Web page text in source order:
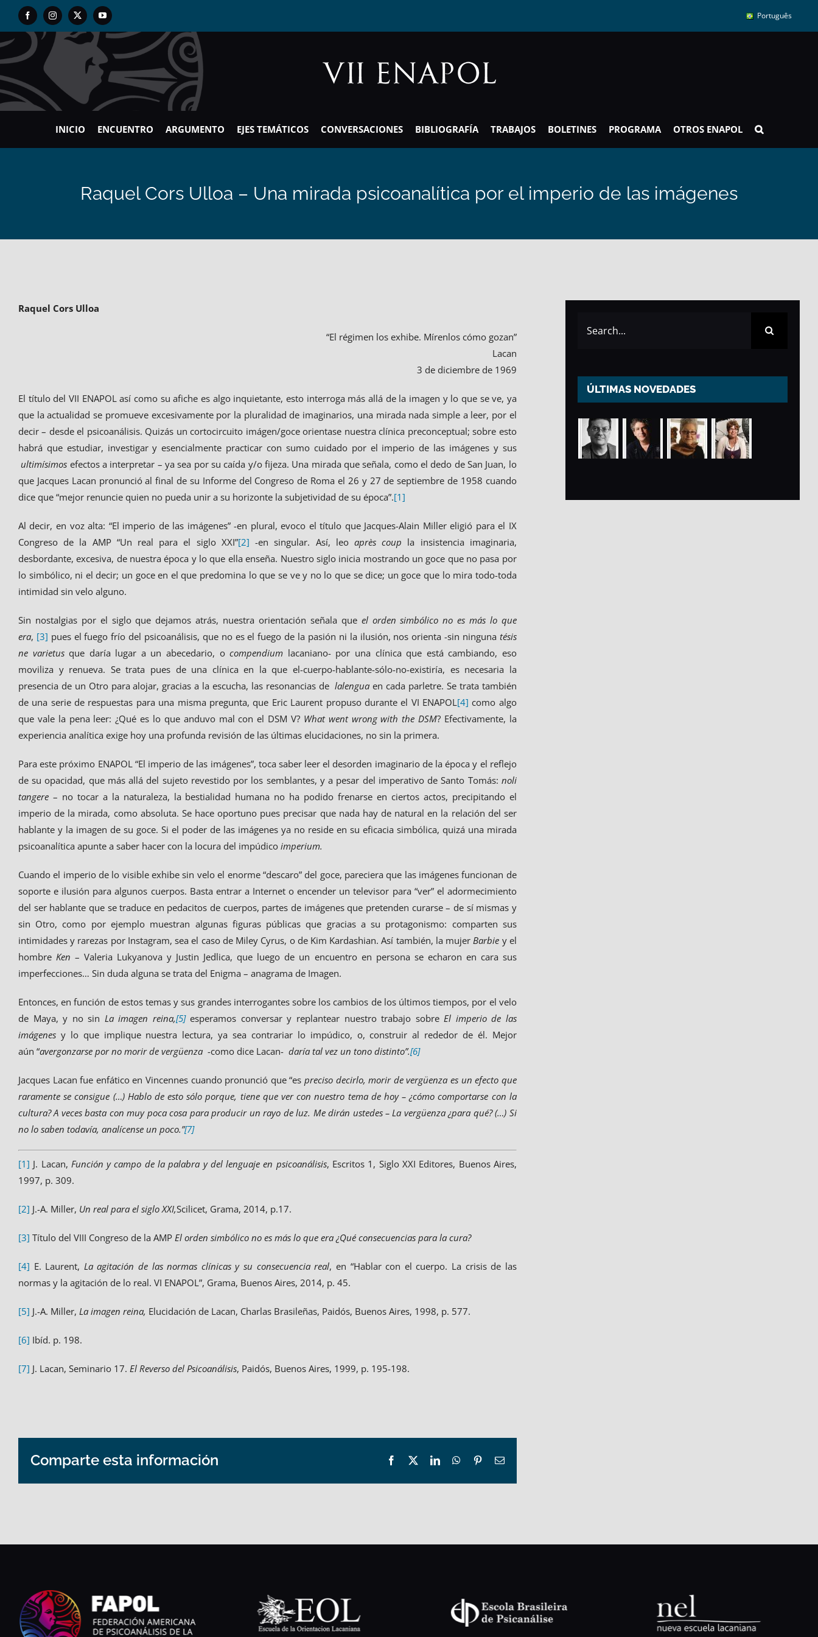
content
FacebookInstagram
X YouTube Português
INICIO ENCUENTRO ARGUMENTO EJES TEMÁTICOS CONVERSACIONES BIBLIOGRAFÍA TRABAJOS BOLETINES PROGRAMA OTROS ENAPOL
Raquel Cors Ulloa – Una mirada psicoanalítica por el imperio de las imágenes
Raquel Cors Ulloa
“El régimen los exhibe. Mírenlos cómo gozan”
Lacan
3 de diciembre de 1969
El título del VII ENAPOL así como su afiche es algo inquietante, esto interroga más allá de la imagen y lo que se ve, ya
que la actualidad se promueve excesivamente por la pluralidad de imaginarios, una mirada nada simple a leer, por el
decir – desde el psicoanálisis. Quizás un cortocircuito imágen/goce orientase nuestra clínica preconceptual; sobre esto
habrá que estudiar, investigar y esencialmente practicar con sumo cuidado por el imperio de las imágenes y sus
ultimísimos efectos a interpretar – ya sea por su caída y/o fijeza. Una mirada que señala, como el dedo de San Juan, lo
que Jacques Lacan pronunció al final de su Informe del Congreso de Roma el 26 y 27 de septiembre de 1958 cuando
dice que “mejor renuncie quien no pueda unir a su horizonte la subjetividad de su época”.[1]
Al decir, en voz alta: “El imperio de las imágenes” -en plural, evoco el título que Jacques-Alain Miller eligió para el IX
Congreso de la AMP “Un real para el siglo XXI”[2] -en singular. Así, leo après coup la insistencia imaginaria,
desbordante, excesiva, de nuestra época y lo que ella enseña. Nuestro siglo inicia mostrando un goce que no pasa por
lo simbólico, ni el decir; un goce en el que predomina lo que se ve y no lo que se dice; un goce que lo mira todo-toda
intimidad sin velo alguno.
Sin nostalgias por el siglo que dejamos atrás, nuestra orientación señala que el orden simbólico no es más lo que
era, [3] pues el fuego frío del psicoanálisis, que no es el fuego de la pasión ni la ilusión, nos orienta -sin ninguna tésis
ne varietusque daría lugar a un abecedario, ocompendium lacaniano- por una clínica que está cambiando, eso
moviliza y renueva. Se trata pues de una clínica en la que el-cuerpo-hablante-sólo-no-existiría, es necesaria la
presencia de un Otro para alojar, gracias a la escucha, las resonancias delalenguaen cada parletre. Se trata también
de una serie de respuestas para una misma pregunta, que Eric Laurent propuso durante el VI ENAPOL[4] como algo
que vale la pena leer: ¿Qué es lo que anduvo mal con el DSM V? What went wrong with the DSM? Efectivamente, la
experiencia analítica exige hoy una profunda revisión de las últimas elucidaciones, no sin la primera.
Para este próximo ENAPOL “El imperio de las imágenes”, toca saber leer el desorden imaginario de la época y el reflejo
de su opacidad, que más allá del sujeto revestido por los semblantes, y a pesar del imperativo de Santo Tomás: noli
tangere– no tocar a la naturaleza, la bestialidad humana no ha podido frenarse en ciertos actos, precipitando el
imperio de la mirada, como absoluta. Se hace oportuno pues precisar que nada hay de natural en la relación del ser
hablante y la imagen de su goce. Si el poder de las imágenes ya no reside en su eficacia simbólica, quizá una mirada
psicoanalítica apunte a saber hacer con la locura del impúdico imperium.
Cuando el imperio de lo visible exhibe sin velo el enorme “descaro” del goce, pareciera que las imágenes funcionan de
soporte e ilusión para algunos cuerpos. Basta entrar a Internet o encender un televisor para “ver” el adormecimiento
del ser hablante que se traduce en pedacitos de cuerpos, partes de imágenes que pretenden curarse – de sí mismas y
sin Otro, como por ejemplo muestran algunas figuras públicas que gracias a su protagonismo: comparten sus
intimidades y rarezas por Instagram, sea el caso de Miley Cyrus, o de Kim Kardashian. Así también, la mujerBarbie y el
hombreKen – Valeria Lukyanova y Justin Jedlica, que luego de un encuentro en persona se echaron en cara sus
imperfecciones… Sin duda alguna se trata del Enigma – anagrama de Imagen.
Entonces, en función de estos temas y sus grandes interrogantes sobre los cambios de los últimos tiempos, por el velo
de Maya, y no sin La imagen reina,[5] esperamos conversar y replantear nuestro trabajo sobreEl imperio de las
imágenes y lo que implique nuestra lectura, ya sea contrariar lo impúdico, o, construir al rededor de él. Mejor
aún “avergonzarse por no morir de vergüenza -como dice Lacan-daría tal vez un tono distinto”.[6]
Jacques Lacan fue enfático en Vincennes cuando pronunció que “espreciso decirlo, morir de vergüenza es un efecto que
raramente se consigue (…) Hablo de esto sólo porque, tiene que ver con nuestro tema de hoy – ¿cómo comportarse con la
cultura? A veces basta con muy poca cosa para producir un rayo de luz. Me dirán ustedes – La vergüenza ¿para qué? (…) Si
no lo saben todavía, analícense un poco.”[7]
[1] J. Lacan, Función y campo de la palabra y del lenguaje en psicoanálisis, Escritos 1, Siglo XXI Editores, Buenos Aires,
1997, p. 309.
[2] J.-A. Miller, Un real para el siglo XXI,Scilicet, Grama, 2014, p.17.
[3] Título del VIII Congreso de la AMP El orden simbólico no es más lo que era ¿Qué consecuencias para la cura?
[4] E. Laurent, La agitación de las normas clínicas y su consecuencia real, en “Hablar con el cuerpo. La crisis de las
normas y la agitación de lo real. VI ENAPOL”, Grama, Buenos Aires, 2014, p. 45.
[5] J.-A. Miller, La imagen reina, Elucidación de Lacan, Charlas Brasileñas, Paidós, Buenos Aires, 1998, p. 577.
[6] Ibíd. p. 198.
[7] J. Lacan, Seminario 17. El Reverso del Psicoanálisis, Paidós, Buenos Aires, 1999, p. 195-198.
Comparte esta información Facebook
X LinkedInWhatsApp
PinterestEmail
for:
ÚLTIMAS NOVEDADES